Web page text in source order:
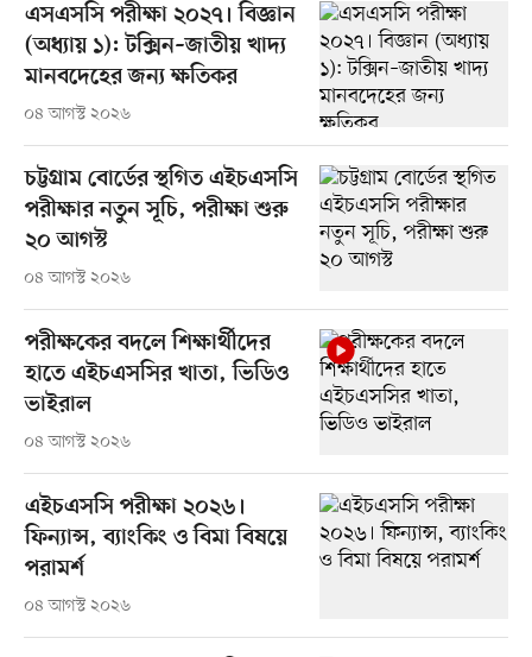
এসএসসি পরীক্ষা ২০২৭। বিজ্ঞান
(অধ্যায় ১): টক্সিন–জাতীয় খাদ্য
মানবদেহের জন্য ক্ষতিকর
০৪ আগস্ট ২০২৬
চট্টগ্রাম বোর্ডের স্থগিত এইচএসসি
পরীক্ষার নতুন সূচি, পরীক্ষা শুরু
২০ আগস্ট
০৪ আগস্ট ২০২৬
পরীক্ষকের বদলে শিক্ষার্থীদের
হাতে এইচএসসির খাতা, ভিডিও
ভাইরাল
০৪ আগস্ট ২০২৬
এইচএসসি পরীক্ষা ২০২৬।
ফিন্যান্স, ব্যাংকিং ও বিমা বিষয়ে
পরামর্শ
০৪ আগস্ট ২০২৬